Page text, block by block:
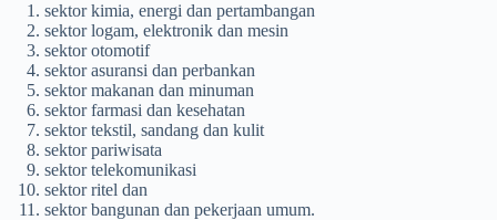
sektor kimia, energi dan pertambangan
sektor logam, elektronik dan mesin
sektor otomotif
sektor asuransi dan perbankan
sektor makanan dan minuman
sektor farmasi dan kesehatan
sektor tekstil, sandang dan kulit
sektor pariwisata
sektor telekomunikasi
sektor ritel dan
sektor bangunan dan pekerjaan umum.